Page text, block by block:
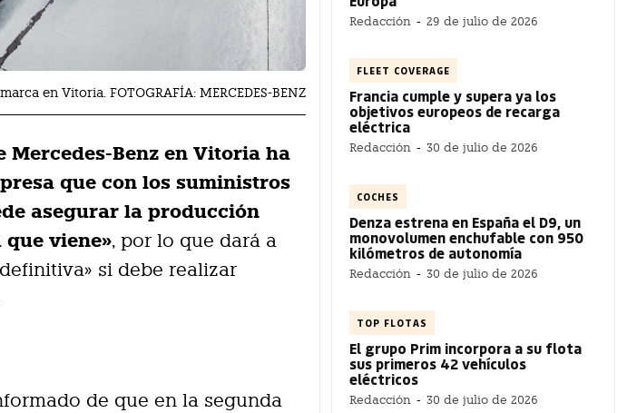
en Vitoria. FOTOGRAFÍA: MERCEDES-BENZ
Benz en Vitoria ha
que con los suministros
asegurar la producción
que viene», por lo que dará a
si debe realizar
de que en la segunda
Redacción - 29 de julio de 2026
FLEET COVERAGE
Francia cumple y supera ya los
objetivos europeos de recarga
eléctrica
Redacción - 30 de julio de 2026
COCHES
Denza estrena en España el D9, un
monovolumen enchufable con 950
kilómetros de autonomía
Redacción - 30 de julio de 2026
TOP FLOTAS
El grupo Prim incorpora a su flota
sus primeros 42 vehículos
eléctricos
Redacción - 30 de julio de 2026